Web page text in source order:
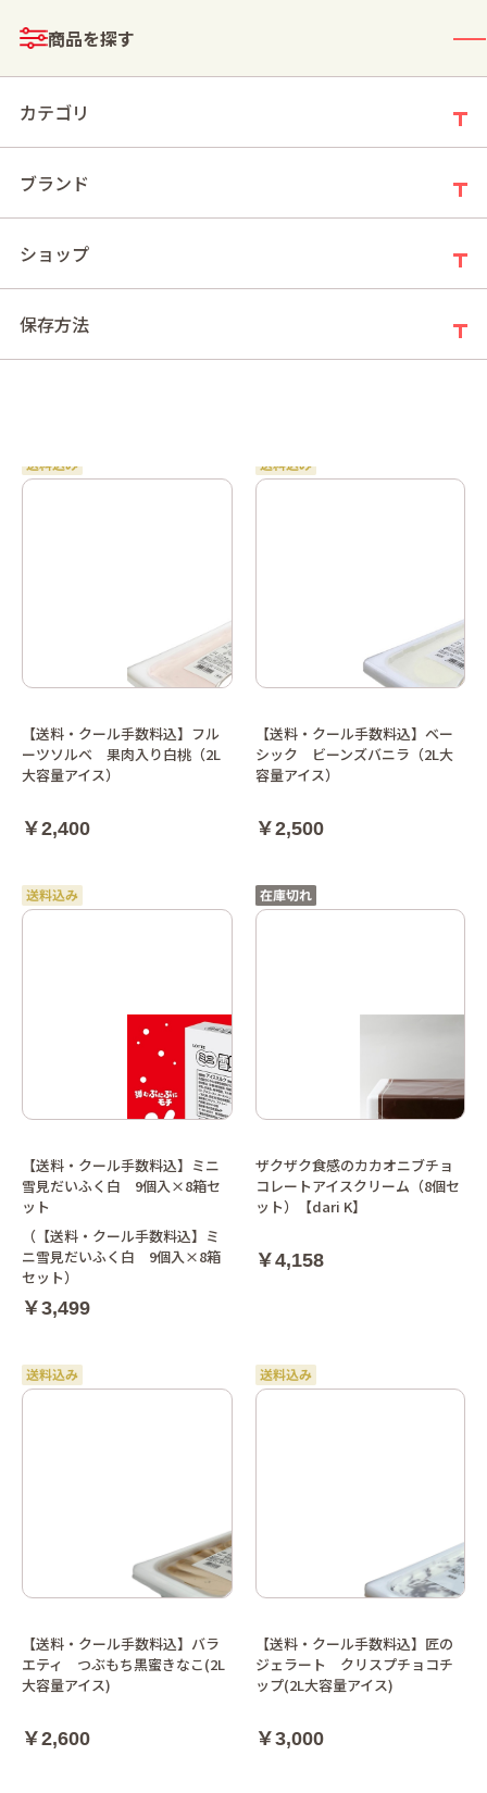
要冷凍
商品を探す
カテゴリ
ブランド
ショップ
保存方法
【送料・クール手数料込】フル
ーツソルベ 果肉入り白桃（2L
大容量アイス）
￥2,400
【送料・クール手数料込】ベー
シック ビーンズバニラ（2L大
容量アイス）
￥2,500
【送料・クール手数料込】ミニ
雪見だいふく白 9個入×8箱セ
ット
（【送料・クール手数料込】ミ
ニ雪見だいふく白 9個入×8箱
セット）
￥3,499
ザクザク食感のカカオニブチョ
コレートアイスクリーム（8個セ
ット）【dari K】
￥4,158
【送料・クール手数料込】バラ
エティ つぶもち黒蜜きなこ(2L
大容量アイス)
￥2,600
【送料・クール手数料込】匠の
ジェラート クリスプチョコチ
ップ(2L大容量アイス)
￥3,000